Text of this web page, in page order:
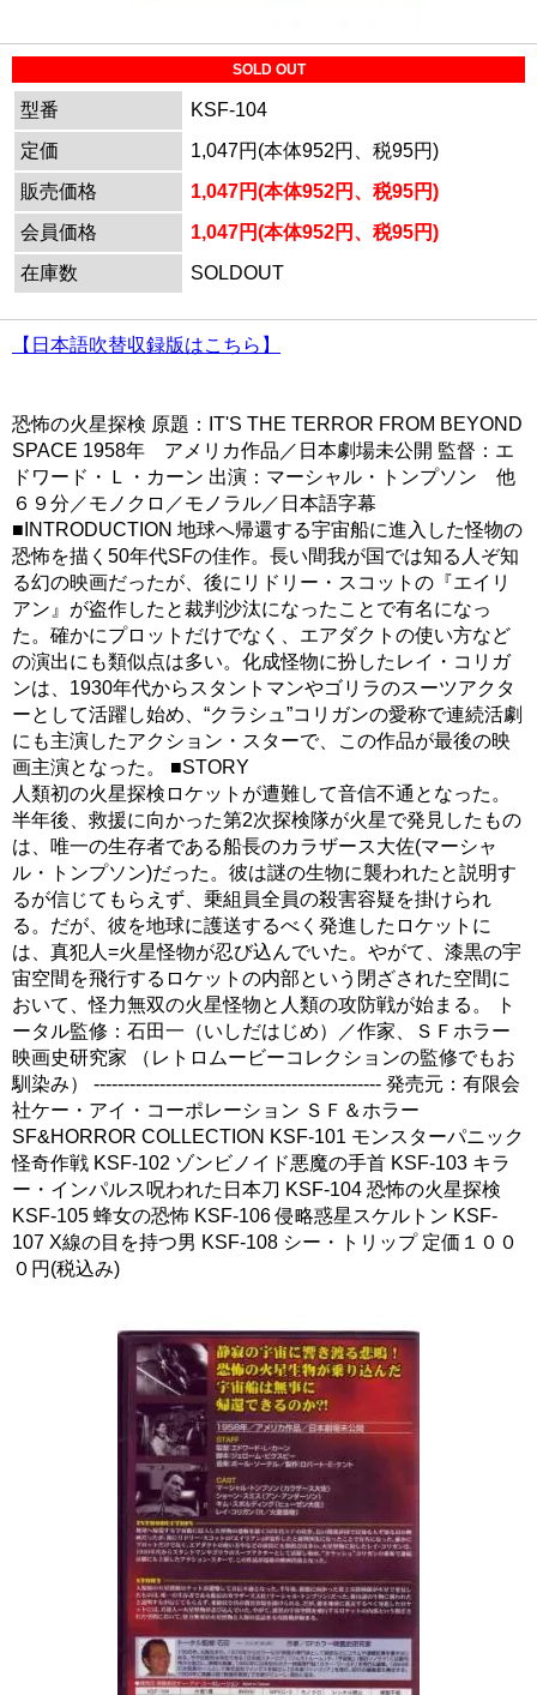
SOLD OUT
型番
KSF-104
定価
1,047円(本体952円、税95円)
販売価格
1,047円(本体952円、税95円)
会員価格
1,047円(本体952円、税95円)
在庫数
SOLDOUT
【日本語吹替収録版はこちら】
恐怖の火星探検 原題：IT'S THE TERROR FROM BEYOND
SPACE 1958年 アメリカ作品／日本劇場未公開 監督：エ
ドワード・Ｌ・カーン 出演：マーシャル・トンプソン 他
６９分／モノクロ／モノラル／日本語字幕
■INTRODUCTION 地球へ帰還する宇宙船に進入した怪物の
恐怖を描く50年代SFの佳作。長い間我が国では知る人ぞ知
る幻の映画だったが、後にリドリー・スコットの『エイリ
アン』が盗作したと裁判沙汰になったことで有名になっ
た。確かにプロットだけでなく、エアダクトの使い方など
の演出にも類似点は多い。化成怪物に扮したレイ・コリガ
ンは、1930年代からスタントマンやゴリラのスーツアクタ
ーとして活躍し始め、“クラシュ”コリガンの愛称で連続活劇
にも主演したアクション・スターで、この作品が最後の映
画主演となった。 ■STORY
人類初の火星探検ロケットが遭難して音信不通となった。
半年後、救援に向かった第2次探検隊が火星で発見したもの
は、唯一の生存者である船長のカラザース大佐(マーシャ
ル・トンプソン)だった。彼は謎の生物に襲われたと説明す
るが信じてもらえず、乗組員全員の殺害容疑を掛けられ
る。だが、彼を地球に護送するべく発進したロケットに
は、真犯人=火星怪物が忍び込んでいた。やがて、漆黒の宇
宙空間を飛行するロケットの内部という閉ざされた空間に
おいて、怪力無双の火星怪物と人類の攻防戦が始まる。 ト
ータル監修：石田一（いしだはじめ）／作家、ＳＦホラー
映画史研究家 （レトロムービーコレクションの監修でもお
馴染み） ------------------------------------------------ 発売元：有限会
社ケー・アイ・コーポレーション ＳＦ＆ホラー
SF&HORROR COLLECTION KSF-101 モンスターパニック
怪奇作戦 KSF-102 ゾンビノイド悪魔の手首 KSF-103 キラ
ー・インパルス呪われた日本刀 KSF-104 恐怖の火星探検
KSF-105 蜂女の恐怖 KSF-106 侵略惑星スケルトン KSF-
107 X線の目を持つ男 KSF-108 シー・トリップ 定価１００
０円(税込み)